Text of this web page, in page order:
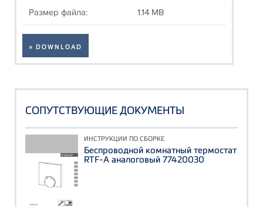
Размер файла: 1.14 MB
» DOWNLOAD
СОПУТСТВУЮЩИЕ ДОКУМЕНТЫ
ИНСТРУКЦИИ ПО СБОРКЕ
Беспроводной комнатный термостат
RTF-A аналоговый 77420030